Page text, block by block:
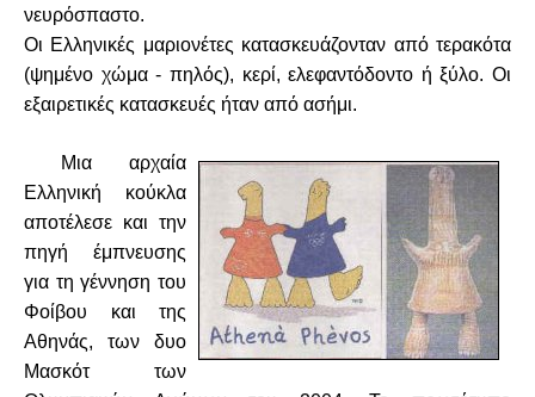
νευρόσπαστο.
Οι Ελληνικές μαριονέτες κατασκευάζονταν από τερακότα
(ψημένο χώμα - πηλός), κερί, ελεφαντόδοντο ή ξύλο. Οι
εξαιρετικές κατασκευές ήταν από ασήμι.
Μια αρχαία
Ελληνική κούκλα
αποτέλεσε και την
πηγή έμπνευσης
για τη γέννηση του
Φοίβου και της
Αθηνάς, των δυο
Μασκότ των